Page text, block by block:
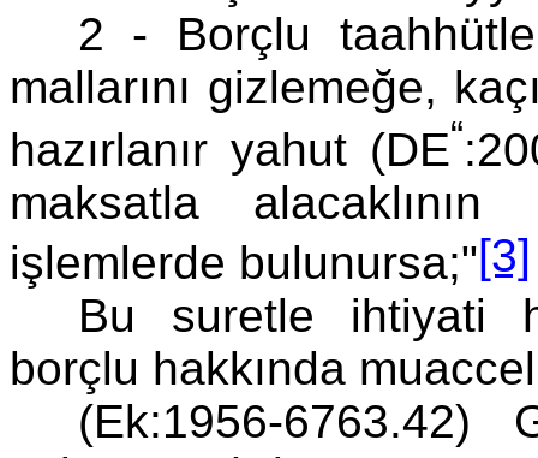
2 - Borçlu
mallarını gizlemeğe,
hazırlanır yahut (DE“
maksatla
işlemlerde bulunursa;"[3]
Bu suretle ihtiyati
borçlu hakkında
(Ek:1956-6763.42)